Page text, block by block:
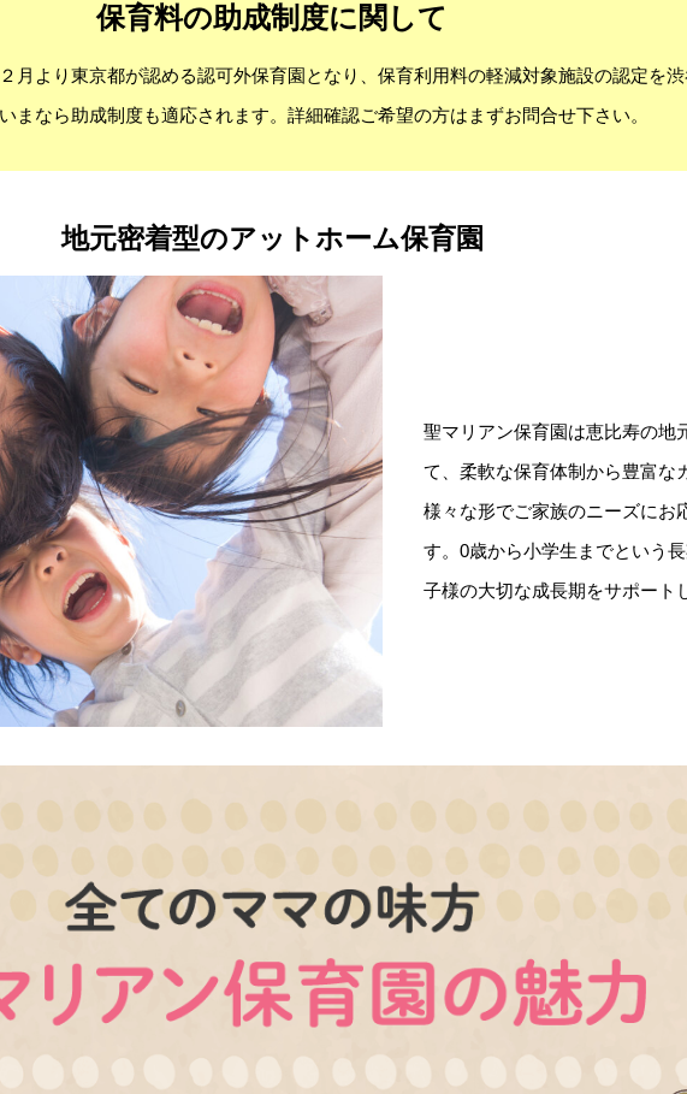
保育料の助成制度に関して
月より東京都が認める認可外保育園となり、保育利用料の軽減対象施設の認定を
まなら助成制度も適応されます。詳細確認ご希望の方はまずお問合せ下さい。
地元密着型のアットホーム保育園
聖マリアン保育園は恵比寿の地
て、柔軟な保育体制から豊富な
様々な形でご家族のニーズにお
す。0歳から小学生までという
子様の大切な成長期をサポート